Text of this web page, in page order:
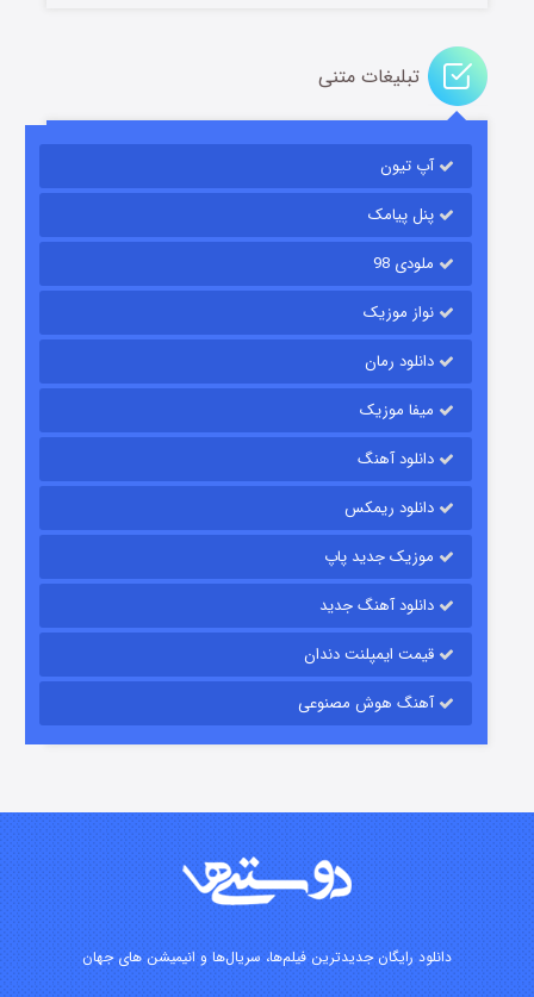
قسمت
قسمت۷ (زیرنویس) منتشر شد
تبلیغات متنی
آپ تیون
پنل پیامک
ملودی 98
نواز موزیک
دانلود رمان
میفا موزیک
دانلود آهنگ
دانلود ریمکس
موزیک جدید پاپ
دانلود آهنگ جدید
قیمت ایمپلنت دندان
آهنگ هوش مصنوعی
دانلود رایگان جدیدترین فیلم‌ها، سریال‌ها و انیمیشن های جهان